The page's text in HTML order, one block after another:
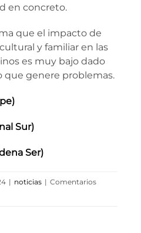
en concreto.
que el impacto de
y familiar en las
es muy bajo dado
que genere problemas.
Sur)
Ser)
| noticias | Comentarios